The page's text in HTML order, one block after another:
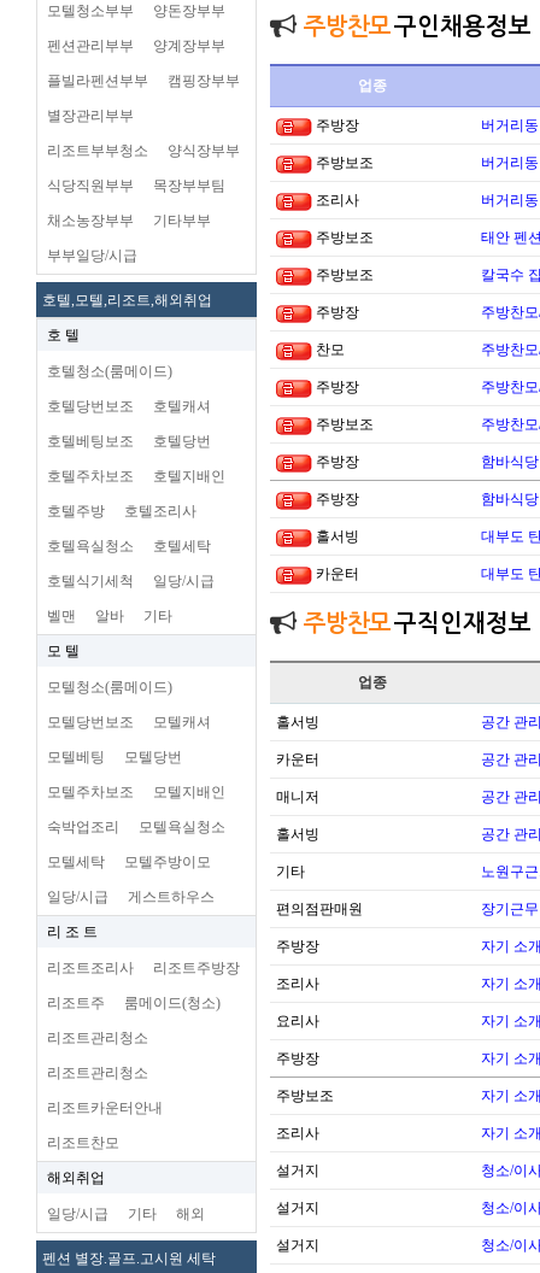
모텔청소부부 양돈장부부
펜션관리부부 양계장부부
플빌라펜션부부 캠핑장부부
별장관리부부
리조트부부청소 양식장부부
식당직원부부 목장부부팀
채소농장부부 기타부부
부부일당/시급
호텔,모텔,리조트,해외취업
호 텔
호텔청소(룸메이드)
호텔당번보조 호텔캐셔
호텔베팅보조 호텔당번
호텔주차보조 호텔지배인
호텔주방 호텔조리사
호텔욕실청소 호텔세탁
호텔식기세척 일당/시급
벨맨 알바 기타
모 텔
모텔청소(룸메이드)
모텔당번보조 모텔캐셔
모텔베팅 모텔당번
모텔주차보조 모텔지배인
숙박업조리 모텔욕실청소
모텔세탁 모텔주방이모
일당/시급 게스트하우스
리 조 트
리조트조리사 리조트주방장
리조트주 룸메이드(청소)
리조트관리청소
리조트관리청소
리조트카운터안내
리조트찬모
해외취업
일당/시급 기타 해외
펜션 별장.골프.고시원 세탁
주방찬모구인채용정보
업종
주방장 버거리
주방보조 버거리
조리사 버거리
주방보조 태안 펜
주방보조 칼국수
주방장 주방찬
찬모 주방찬
주방장 주방찬
주방보조 주방찬
주방장 함바식
주방장 함바식
홀서빙 대부도
카운터 대부도
주방찬모구직인재정보
업종
홀서빙 공간 관
카운터 공간 관
매니저 공간 관
홀서빙 공간 관
기타 노원구
편의점판매원 장기근
주방장 자기 소
조리사 자기 소
요리사 자기 소
주방장 자기 소
주방보조 자기 소
조리사 자기 소
설거지 청소/이
설거지 청소/이
설거지 청소/이